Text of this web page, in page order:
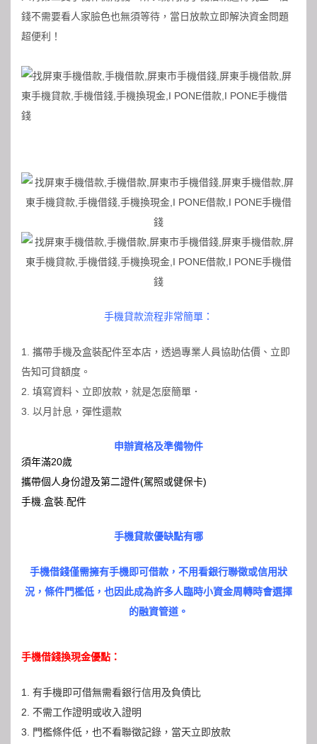
錢不需要看人家臉色也無須等待，當日放款立即解決資金問題
超便利！
手機貸款流程非常簡單：
1. 攜帶手機及盒裝配件至本店，透過專業人員協助估價、立即
告知可貸額度。
2. 填寫資料、立即放款，就是怎麼簡單．
3. 以月計息，彈性還款
申辦資格及準備物件
須年滿20歲
攜帶個人身份證及第二證件(駕照或健保卡)
手機.盒裝.配件
手機貸款優缺點有哪
手機借錢僅需擁有手機即可借款，不用看銀行聯徵或信用狀
況，條件門檻低，也因此成為許多人臨時小資金周轉時會選擇
的融資管道。
手機借錢換現金優點：
1. 有手機即可借無需看銀行信用及負債比
2. 不需工作證明或收入證明
3. 門檻條件低，也不看聯徵記錄，當天立即放款